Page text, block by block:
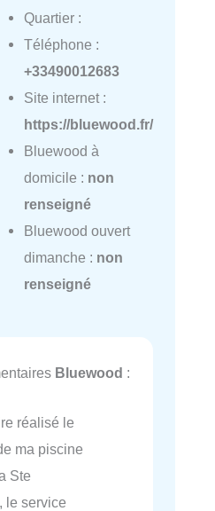
Quartier :
Téléphone :
+33490012683
Site internet :
https://bluewood.fr/
Bluewood à
domicile : non
renseigné
Bluewood ouvert
dimanche : non
renseigné
Bluewood :
réalisé le
ma piscine
Ste
le service